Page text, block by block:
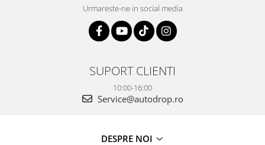
Rame adaptoare Alfa Romeo
Rame adaptoare Nissan
Rame adaptoare Fiat
Rame adaptoare Hyundai
Urmareste-ne in social media
SUPORT CLIENTI
10:00-16:00
Service@autodrop.ro
DESPRE NOI